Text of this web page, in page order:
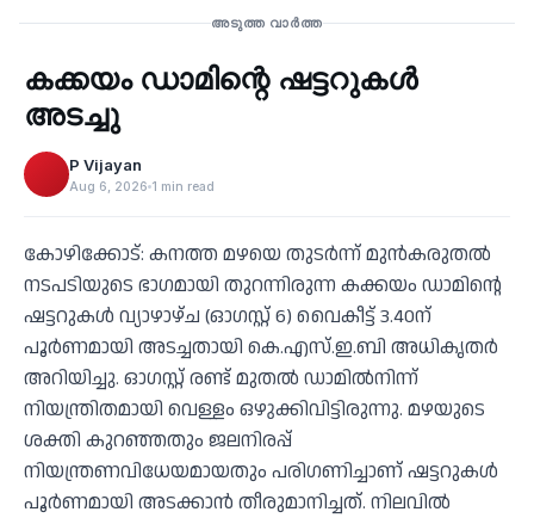
അടുത്ത വാർത്ത
‹
കക്കയം ഡാമിന്റെ ഷട്ടറുകള്‍
അടച്ചു
P Vijayan
Aug 6, 2026 1 min read
കോഴിക്കോട്: കനത്ത മഴയെ തുടര്‍ന്ന് മുന്‍കരുതല്‍
നടപടിയുടെ ഭാഗമായി തുറന്നിരുന്ന കക്കയം ഡാമിന്റെ
ഷട്ടറുകള്‍ വ്യാഴാഴ്ച (ഓഗസ്റ്റ് 6) വൈകീട്ട് 3.40ന്
പൂര്‍ണമായി അടച്ചതായി കെ.എസ്.ഇ.ബി അധികൃതര്‍
അറിയിച്ചു. ഓഗസ്റ്റ് രണ്ട് മുതല്‍ ഡാമില്‍നിന്ന്
നിയന്ത്രിതമായി വെള്ളം ഒഴുക്കിവിട്ടിരുന്നു. മഴയുടെ
ശക്തി കുറഞ്ഞതും ജലനിരപ്പ്
നിയന്ത്രണവിധേയമായതും പരിഗണിച്ചാണ് ഷട്ടറുകള്‍
പൂര്‍ണമായി അടക്കാന്‍ തീരുമാനിച്ചത്. നിലവില്‍